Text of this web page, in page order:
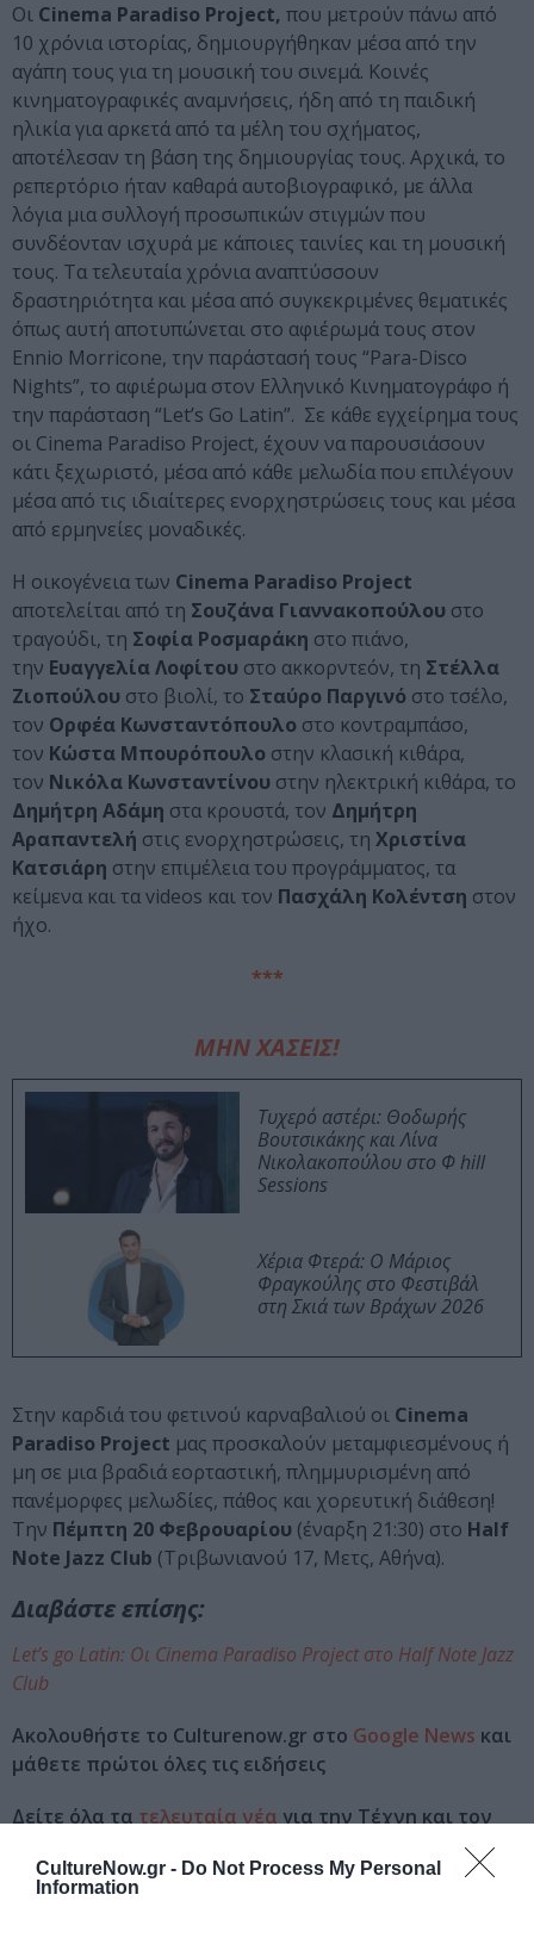
CultureNow.gr - Do Not Process My Personal
Information
Οι Cinema Paradiso Project, που μετρούν πάνω από
10 χρόνια ιστορίας, δημιουργήθηκαν μέσα από την
αγάπη τους για τη μουσική του σινεμά. Κοινές
κινηματογραφικές αναμνήσεις, ήδη από τη παιδική
ηλικία για αρκετά από τα μέλη του σχήματος,
αποτέλεσαν τη βάση της δημιουργίας τους. Αρχικά, το
ρεπερτόριο ήταν καθαρά αυτοβιογραφικό, με άλλα
λόγια μια συλλογή προσωπικών στιγμών που
συνδέονταν ισχυρά με κάποιες ταινίες και τη μουσική
τους. Τα τελευταία χρόνια αναπτύσσουν
δραστηριότητα και μέσα από συγκεκριμένες θεματικές
όπως αυτή αποτυπώνεται στο αφιέρωμά τους στον
Ennio Morricone, την παράστασή τους “Para-Disco
Nights”, το αφιέρωμα στον Ελληνικό Κινηματογράφο ή
την παράσταση “Let’s Go Latin”. Σε κάθε εγχείρημα τους
οι Cinema Paradiso Project, έχουν να παρουσιάσουν
κάτι ξεχωριστό, μέσα από κάθε μελωδία που επιλέγουν
μέσα από τις ιδιαίτερες ενορχηστρώσεις τους και μέσα
από ερμηνείες μοναδικές.
Η οικογένεια των Cinema Paradiso Project
αποτελείται από τη Σουζάνα Γιαννακοπούλου στο
τραγούδι, τη Σοφία Ροσμαράκη στο πιάνο,
την Ευαγγελία Λοφίτου στο ακκορντεόν, τη Στέλλα
Ζιοπούλου στο βιολί, το Σταύρο Παργινό στο τσέλο,
τον Ορφέα Κωνσταντόπουλο στο κοντραμπάσο,
τον Κώστα Μπουρόπουλο στην κλασική κιθάρα,
τον Νικόλα Κωνσταντίνου στην ηλεκτρική κιθάρα, το
Δημήτρη Αδάμη στα κρουστά, τον Δημήτρη
Αραπαντελή στις ενορχηστρώσεις, τη Χριστίνα
Κατσιάρη στην επιμέλεια του προγράμματος, τα
κείμενα και τα videos και τον Πασχάλη Κολέντση στον
ήχο.
***
ΜΗΝ ΧΑΣΕΙΣ!
Τυχερό αστέρι: Θοδωρής
Βουτσικάκης και Λίνα
Νικολακοπούλου στο Φ hill
Sessions
Χέρια Φτερά: Ο Μάριος
Φραγκούλης στο Φεστιβάλ
στη Σκιά των Βράχων 2026
Στην καρδιά του φετινού καρναβαλιού οι Cinema
Paradiso Project μας προσκαλούν μεταμφιεσμένους ή
μη σε μια βραδιά εορταστική, πλημμυρισμένη από
πανέμορφες μελωδίες, πάθος και χορευτική διάθεση!
Την Πέμπτη 20 Φεβρουαρίου (έναρξη 21:30) στο Half
Note Jazz Club (Τριβωνιανού 17, Μετς, Αθήνα).
Διαβάστε επίσης:
Let’s go Latin: Οι Cinema Paradiso Project στο Half Note Jazz
Club
Ακολουθήστε το Culturenow.gr στο Google News και
μάθετε πρώτοι όλες τις ειδήσεις
Δείτε όλα τα τελευταία νέα για την Τέχνη και τον